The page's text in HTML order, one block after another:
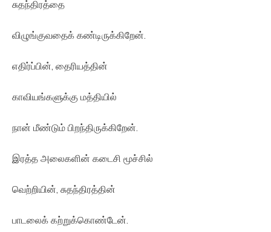
சுதந்திரத்தை
விழுங்குவதைக் கண்டிருக்கிறேன்.
எதிர்ப்பின், தைரியத்தின்
காவியங்களுக்கு மத்தியில்
நான் மீண்டும் பிறந்திருக்கிறேன்.
இரத்த அலைகளின் கடைசி மூச்சில்
வெற்றியின், சுதந்திரத்தின்
பாடலைக் கற்றுக்கொண்டேன்.